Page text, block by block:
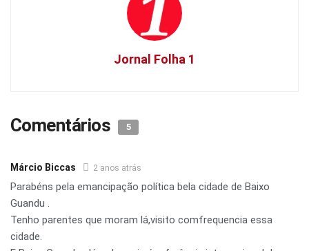
Jornal Folha 1
Comentários 5
Márcio Biccas 2 anos atrás
Parabéns pela emancipação política bela cidade de Baixo
Guandu .
Tenho parentes que moram lá,visito comfrequencia essa
cidade.